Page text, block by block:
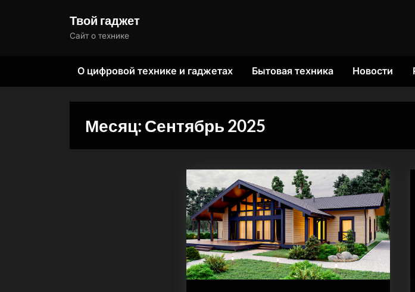
Твой гаджет
Сайт о технике
О цифровой технике и гаджетах Бытовая техника Новости
Месяц: Сентябрь 2025